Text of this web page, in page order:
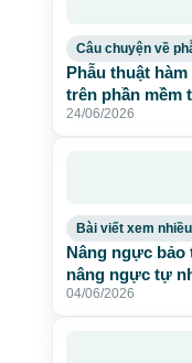
Câu chuyện về
Phẫu thuật
trên phần mềm
24/06/2026
Bài viết xem nhiều
Nâng ngực
nâng ngực tự
04/06/2026